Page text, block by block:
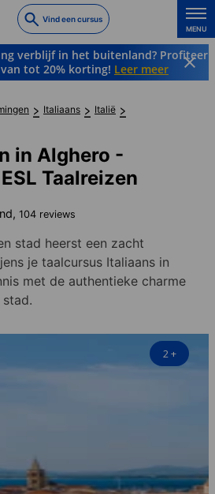
Vind een cursus
MENU
verblijf in het buitenland? Profiteer
tot 20% korting! Leer meer
Italiaans
Italië
in Alghero -
Taalreizen
104 reviews
stad heerst een zacht
je taalcursus Italiaans in
met de authentieke charme
2+